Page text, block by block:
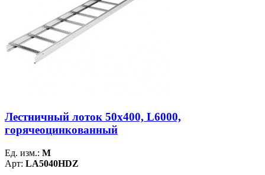
Лестничный лоток 50х400, L6000,
горячеоцинкованный
Ед. изм.: М
Арт: LA5040HDZ